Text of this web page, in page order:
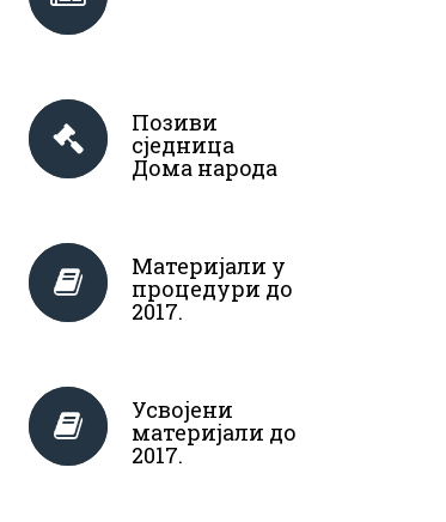
Позиви
сједница
Дома народа
Материјали у
процедури до
2017.
Усвојени
материјали до
2017.